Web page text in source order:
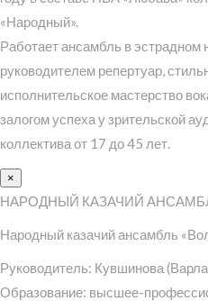
«Народный».
Работает ансамбль в
руководителем репертуар,
исполнительское мастерство
залогом успеха у зрительской
коллектива от 17 до 45 лет.
×
НАРОДНЫЙ КАЗАЧИЙ
Народный казачий ансамбль
Руководитель: Кувшинова
Образование: высшее-